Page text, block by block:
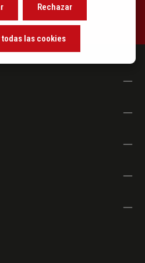
Rechazar
las cookies